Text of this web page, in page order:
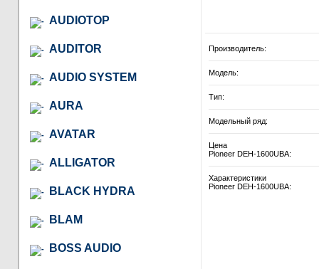
AUDIOTOP
AUDITOR
AUDIO SYSTEM
AURA
AVATAR
ALLIGATOR
BLACK HYDRA
BLAM
BOSS AUDIO
Производитель:
Модель:
Тип:
Модельный ряд:
Цена
Pioneer DEH-1600UBA:
Характеристики
Pioneer DEH-1600UBA: